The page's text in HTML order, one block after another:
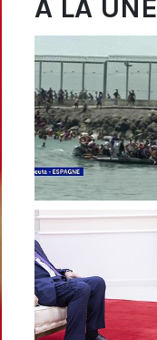
À LA UNE